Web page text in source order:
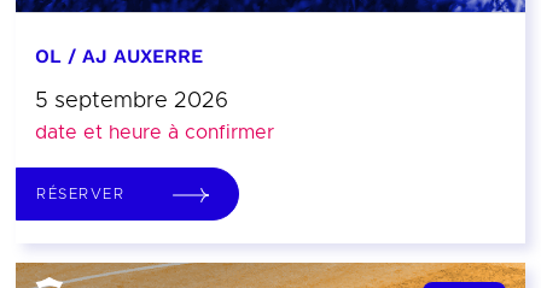
OL / AJ AUXERRE
5 septembre 2026
date et heure à confirmer
RÉSERVER